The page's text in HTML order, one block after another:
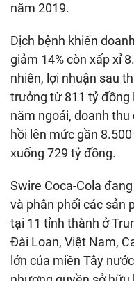
năm 2019.
Dịch bệnh khiến
giảm 14% còn xấp xỉ
nhiên, lợi nhuận sau
trưởng từ 811 tỷ đồng
năm ngoái, doanh
hồi lên mức gần
xuống 729 tỷ đồng.
Swire Coca-Cola
và phân phối các sản
tại 11 tỉnh thành ở
Đài Loan, Việt Nam,
lớn của miền Tây